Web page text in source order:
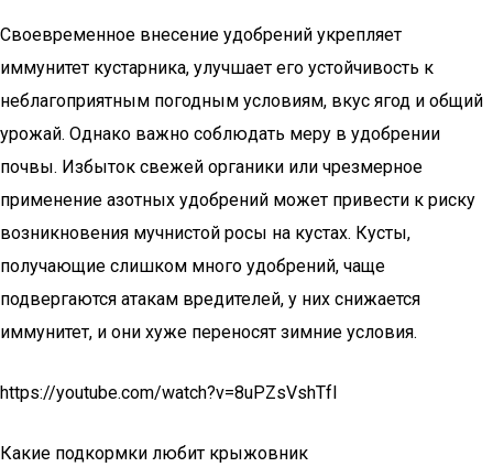
Своевременное внесение удобрений укрепляет
иммунитет кустарника, улучшает его устойчивость к
неблагоприятным погодным условиям, вкус ягод и общий
урожай. Однако важно соблюдать меру в удобрении
почвы. Избыток свежей органики или чрезмерное
применение азотных удобрений может привести к риску
возникновения мучнистой росы на кустах. Кусты,
получающие слишком много удобрений, чаще
подвергаются атакам вредителей, у них снижается
иммунитет, и они хуже переносят зимние условия.
https://youtube.com/watch?v=8uPZsVshTfI
Какие подкормки любит крыжовник